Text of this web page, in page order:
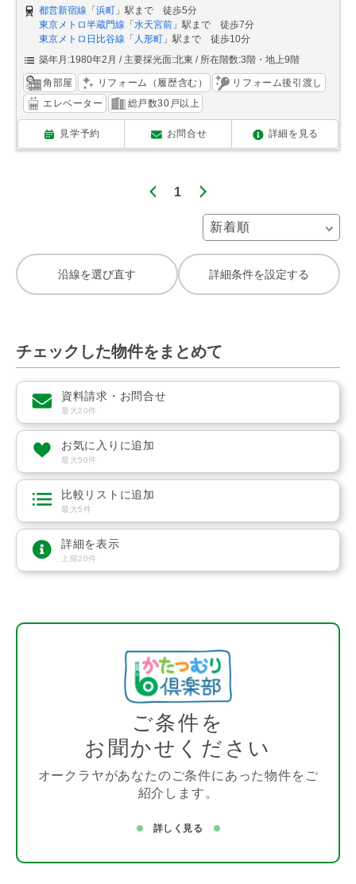
都営新宿線 「 浜町 」駅まで 徒歩5分
東京メトロ半蔵門線 「 水天宮前 」駅まで 徒歩7分
東京メトロ日比谷線 「 人形町 」駅まで 徒歩10分
築年月:1980年2月
主要採光面:北東 所在階数:3階・地上9階
角部屋 リフォーム（履歴含む）
リフォーム後引渡し
エレベーター
総戸数30戸以上
見学予約 お問合せ 詳細を見る
1
沿線を選び直す 詳細条件を設定する
チェックした物件をまとめて
資料請求・お問合せ
最大20件
お気に入りに追加
最大50件
比較リストに追加
最大5件
詳細を表示
上限20件
ご条件を
お聞かせください
オークラヤがあなたのご条件にあった物件をご
紹介します。
詳しく見る